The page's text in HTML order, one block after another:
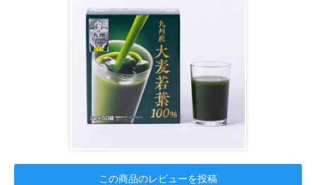
この商品のレビューを投稿